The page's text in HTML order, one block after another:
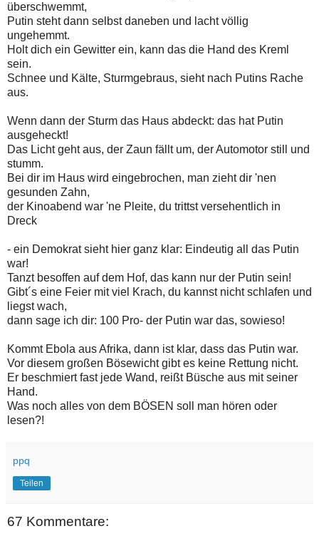
überschwemmt,
Putin steht dann selbst daneben und lacht völlig
ungehemmt.
Holt dich ein Gewitter ein, kann das die Hand des Kreml
sein.
Schnee und Kälte, Sturmgebraus, sieht nach Putins Rache
aus.
Wenn dann der Sturm das Haus abdeckt: das hat Putin
ausgeheckt!
Das Licht geht aus, der Zaun fällt um, der Automotor still und
stumm.
Bei dir im Haus wird eingebrochen, man zieht dir 'nen
gesunden Zahn,
der Kinoabend war 'ne Pleite, du trittst versehentlich in
Dreck
- ein Demokrat sieht hier ganz klar: Eindeutig all das Putin
war!
Tanzt besoffen auf dem Hof, das kann nur der Putin sein!
Gibt´s eine Feier mit viel Krach, du kannst nicht schlafen und
liegst wach,
dann sage ich dir: 100 Pro- der Putin war das, sowieso!
Kommt Ebola aus Afrika, dann ist klar, dass das Putin war.
Vor diesem großen Bösewicht gibt es keine Rettung nicht.
Er beschmiert fast jede Wand, reißt Büsche aus mit seiner
Hand.
Was noch alles von dem BÖSEN soll man hören oder
lesen?!
ppq
Teilen
67 Kommentare: